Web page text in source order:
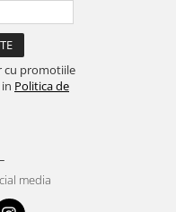
cu promotiile
Politica de
media